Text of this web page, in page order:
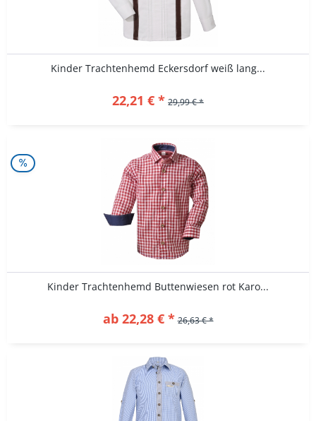
Kinder Trachtenhemd Eckersdorf weiß lang...
22,21 € * 29,99 € *
Kinder Trachtenhemd Buttenwiesen rot Karo...
ab 22,28 € * 26,63 € *